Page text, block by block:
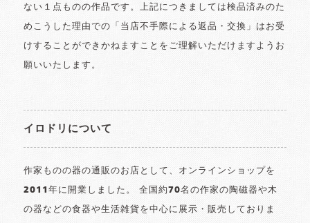
ない１点ものの作品です。上記につきましては検品済みのた
めこうした理由での「当店不手際による返品・交換」はお受
けすることができかねますことをご理解いただけますようお
願いいたします。
イロドリについて
作家ものの器の通販のお店として、オンラインショップを
2011年に開業しました。 全国約70名の作家の陶磁器や木
の器などの食器や生活雑貨を中心に展示・販売しておりま